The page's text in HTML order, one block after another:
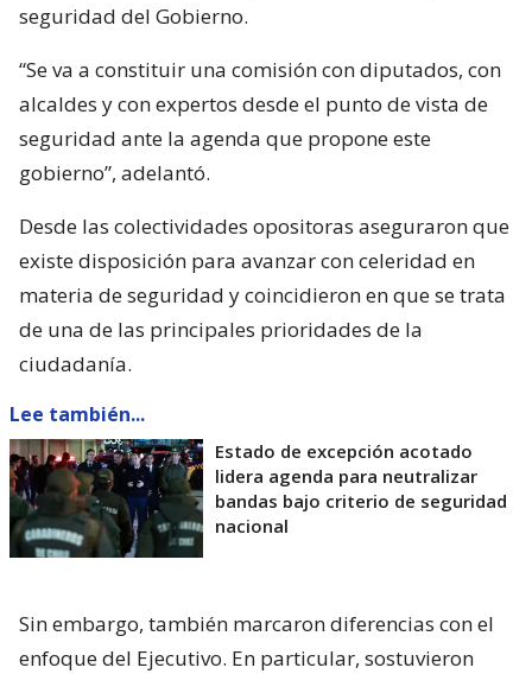
seguridad del Gobierno.
“Se va a constituir una comisión con diputados, con
alcaldes y con expertos desde el punto de vista de
seguridad ante la agenda que propone este
gobierno”, adelantó.
Desde las colectividades opositoras aseguraron que
existe disposición para avanzar con celeridad en
materia de seguridad y coincidieron en que se trata
de una de las principales prioridades de la
ciudadanía.
Lee también...
Estado de excepción acotado
lidera agenda para neutralizar
bandas bajo criterio de seguridad
nacional
Sin embargo, también marcaron diferencias con el
enfoque del Ejecutivo. En particular, sostuvieron